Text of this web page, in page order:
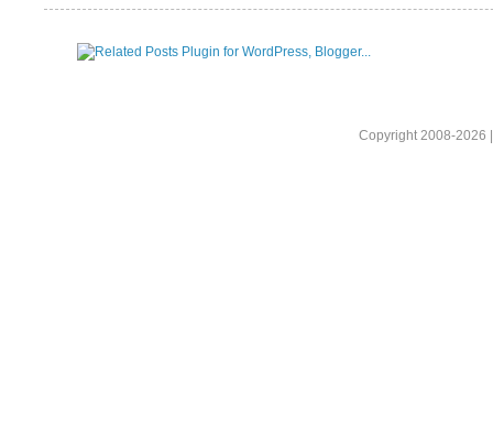
Copyright 2008-2026